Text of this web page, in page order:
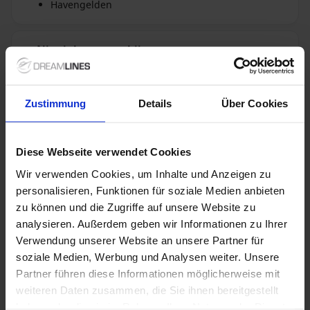
Zustimmung Details Über Cookies
Diese Webseite verwendet Cookies
Wir verwenden Cookies, um Inhalte und Anzeigen zu
personalisieren, Funktionen für soziale Medien anbieten
zu können und die Zugriffe auf unsere Website zu
analysieren. Außerdem geben wir Informationen zu Ihrer
Verwendung unserer Website an unsere Partner für
soziale Medien, Werbung und Analysen weiter. Unsere
Partner führen diese Informationen möglicherweise mit
weiteren Daten zusammen, die Sie ihnen bereitgestellt
Havengelden
Niet inbegrepen bij
alles
+ All Inclusive toevoegen
Verdere informatie
Niet inbegrepen diensten
1 / 30